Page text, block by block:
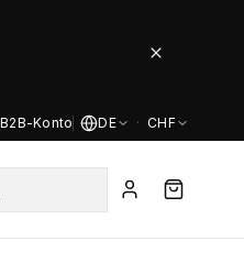
B2B-Konto DE · CHF